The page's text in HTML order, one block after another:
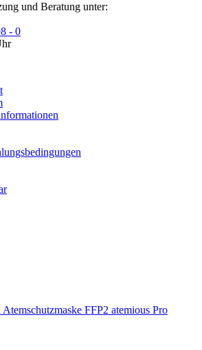
und Beratung unter:
- 0
FFP2 atemious Pro